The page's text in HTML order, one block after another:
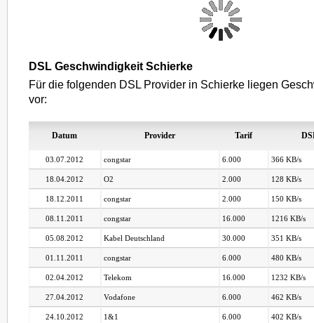
DSL Geschwindigkeit Schierke
Für die folgenden DSL Provider in Schierke liegen
vor:
Datum Provider Tarif
03.07.2012 congstar 6.000 366 KB/s
18.04.2012 O2 2.000 128 KB/s
18.12.2011 congstar 2.000 150 KB/s
08.11.2011 congstar 16.000 1216 KB/s
05.08.2012 Kabel Deutschland 30.000 351 KB/s
01.11.2011 congstar 6.000 480 KB/s
02.04.2012 Telekom 16.000 1232 KB/s
27.04.2012 Vodafone 6.000 462 KB/s
24.10.2012 1&1 6.000 402 KB/s